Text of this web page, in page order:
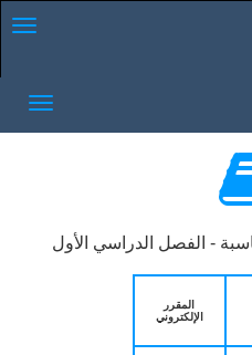
- الفصل الدراسي الأول
المقرر
الإلكتروني